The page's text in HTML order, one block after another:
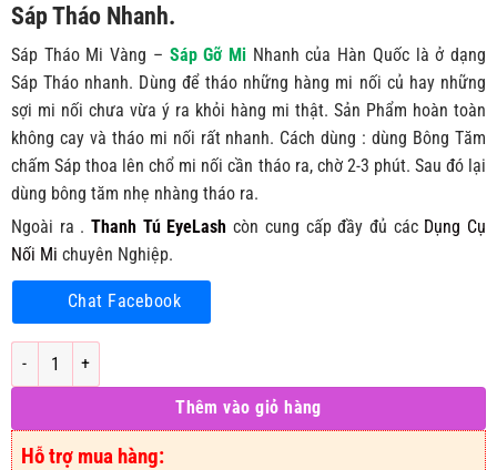
là:
60.000₫.
tại
là:
45.000₫.
Sáp Tháo Nhanh.
Sáp Tháo Mi Vàng – Sáp Gỡ Mi Nhanh của Hàn Quốc là ở dạng
Sáp Tháo nhanh. Dùng để tháo những hàng mi nối củ hay những
sợi mi nối chưa vừa ý ra khỏi hàng mi thật. Sản Phẩm hoàn toàn
không cay và tháo mi nối rất nhanh. Cách dùng : dùng Bông Tăm
chấm Sáp thoa lên chổ mi nối cần tháo ra, chờ 2-3 phút. Sau đó lại
dùng bông tăm nhẹ nhàng tháo ra.
Ngoài ra .Thanh Tú EyeLash còn cung cấp đầy đủ các Dụng Cụ
Nối Mi chuyên Nghiệp.
Chat Facebook
Sáp Tháo Mi Vàng – Sáp Gỡ Mi Nhanh của Hàn Quốc số lượng
Thêm vào giỏ hàng
Hỗ trợ mua hàng: